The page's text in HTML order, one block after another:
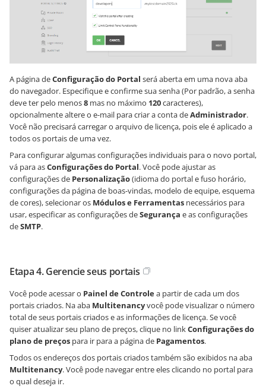
A página deConfiguração do Portal será aberta em uma nova aba
do navegador. Especifique e confirme sua senha (Por padrão, a senha
deve ter pelo menos8 mas no máximo 120caracteres),
opcionalmente altere o e-mail para criar a conta deAdministrador.
Você não precisará carregar o arquivo de licença, pois ele é aplicado a
todos os portais de uma vez.
Para configurar algumas configurações individuais para o novo portal,
vá para asConfigurações do Portal. Você pode ajustar as
configurações de Personalização(idioma do portal e fuso horário,
configurações da página de boas-vindas, modelo de equipe, esquema
de cores), selecionar os Módulos e Ferramentas necessários para
usar, especificar as configurações deSegurança e as configurações
deSMTP.
Etapa 4. Gerencie seus portais
Você pode acessar o Painel de Controlea partir de cada um dos
portais criados. Na aba Multitenancyvocê pode visualizar o número
total de seus portais criados e as informações de licença. Se você
quiser atualizar seu plano de preços, clique no linkConfigurações do
plano de preços para ir para a página de Pagamentos.
Todos os endereços dos portais criados também são exibidos na aba
Multitenancy. Você pode navegar entre eles clicando no portal para
o qual deseja ir.